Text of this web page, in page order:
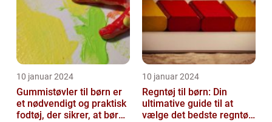
10 januar 2024
Gummistøvler til børn er
et nødvendigt og praktisk
fodtøj, der sikrer, at børn
10 januar 2024
Regntøj til børn: Din
ultimative guide til at
vælge det bedste regntøj